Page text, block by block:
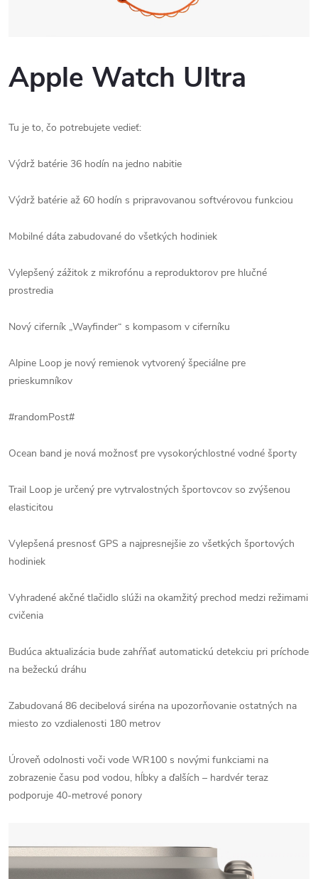
Apple Watch Ultra
Tu je to, čo potrebujete vedieť:
Výdrž batérie 36 hodín na jedno nabitie
Výdrž batérie až 60 hodín s pripravovanou softvérovou funkciou
Mobilné dáta zabudované do všetkých hodiniek
Vylepšený zážitok z mikrofónu a reproduktorov pre hlučné
prostredia
Nový ciferník „Wayfinder“ s kompasom v ciferníku
Alpine Loop je nový remienok vytvorený špeciálne pre
prieskumníkov
#randomPost#
Ocean band je nová možnosť pre vysokorýchlostné vodné športy
Trail Loop je určený pre vytrvalostných športovcov so zvýšenou
elasticitou
Vylepšená presnosť GPS a najpresnejšie zo všetkých športových
hodiniek
Vyhradené akčné tlačidlo slúži na okamžitý prechod medzi režimami
cvičenia
Budúca aktualizácia bude zahŕňať automatickú detekciu pri príchode
na bežeckú dráhu
Zabudovaná 86 decibelová siréna na upozorňovanie ostatných na
miesto zo vzdialenosti 180 metrov
Úroveň odolnosti voči vode WR100 s novými funkciami na
zobrazenie času pod vodou, hĺbky a ďalších – hardvér teraz
podporuje 40-metrové ponory